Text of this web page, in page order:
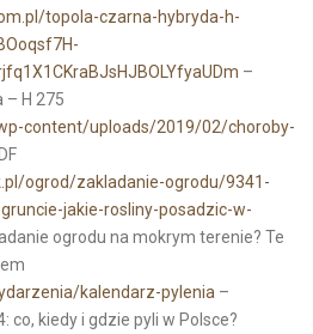
topola-czarna-hybryda-h-
–
– H 275
content/uploads/2019/02/choroby-
ogrod/zakladanie-ogrodu/9341-
jakie-rosliny-posadzic-w-
ogrodu na mokrym terenie? Te
kalendarz-pylenia –
co, kiedy i gdzie pyli w Polsce?